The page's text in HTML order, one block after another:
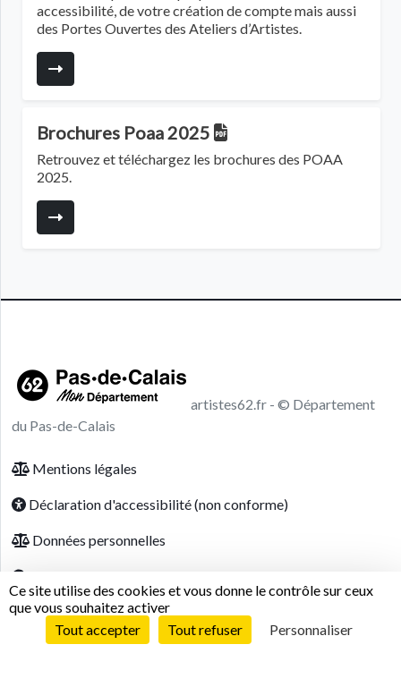
accessibilité, de votre création de compte mais aussi
des Portes Ouvertes des Ateliers d’Artistes.
Brochures Poaa 2025
Retrouvez et téléchargez les brochures des POAA
2025.
artistes62.fr - © Département
du Pas-de-Calais
Footer menu
Mentions légales
Déclaration d'accessibilité (non conforme)
Données personnelles
Ce site utilise des cookies et vous donne le contrôle sur ceux
que vous souhaitez activer
Tout accepter
Tout refuser Personnaliser